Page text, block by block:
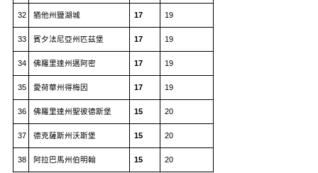
32 猶他州鹽湖城 17 19
33 賓夕法尼亞州匹茲堡 17 19
34 佛羅里達州邁阿密 17 19
35 愛荷華州得梅因 17 19
36 佛羅里達州聖彼德斯堡 15 20
37 德克薩斯州沃斯堡 15 20
38 阿拉巴馬州伯明翰 15 20